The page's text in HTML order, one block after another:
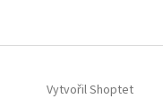
Vytvořil Shoptet